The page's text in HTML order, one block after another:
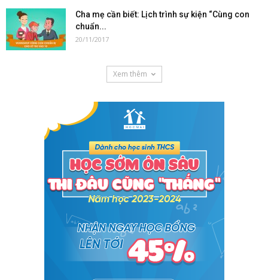
Cha mẹ cần biết: Lịch trình sự kiện “Cùng con
chuẩn...
20/11/2017
Xem thêm